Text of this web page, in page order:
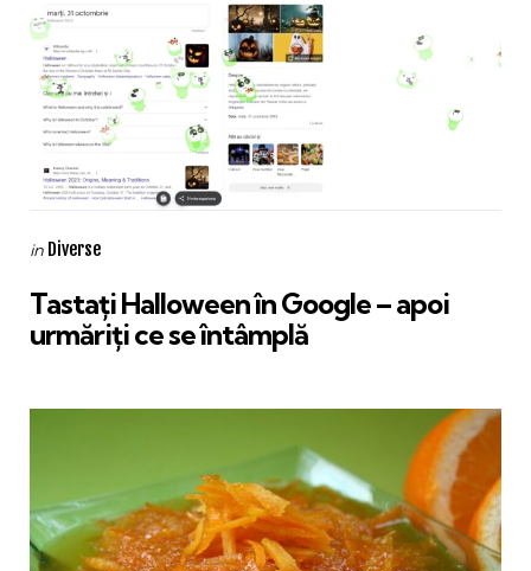
Categories
Posted
in Diverse
Tastați Halloween în Google – apoi
urmăriți ce se întâmplă